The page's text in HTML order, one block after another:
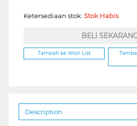
Ketersediaan stok: Stok Habis
BELI
Tambah ke Wish List
Description